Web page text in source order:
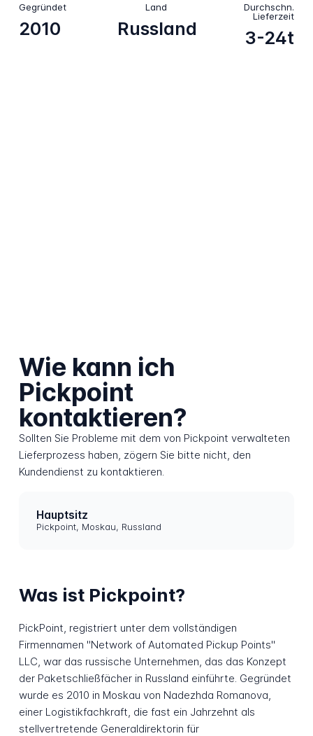
Gegründet
2010
Land
Russland
Durchschn.
Lieferzeit
3-24t
Wie kann ich
Pickpoint
kontaktieren?
Sollten Sie Probleme mit dem von Pickpoint verwalteten
Lieferprozess haben, zögern Sie bitte nicht, den
Kundendienst zu kontaktieren.
Hauptsitz
Pickpoint, Moskau, Russland
Was ist Pickpoint?
PickPoint, registriert unter dem vollständigen
Firmennamen "Network of Automated Pickup Points"
LLC, war das russische Unternehmen, das das Konzept
der Paketschließfächer in Russland einführte. Gegründet
wurde es 2010 in Moskau von Nadezhda Romanova,
einer Logistikfachkraft, die fast ein Jahrzehnt als
stellvertretende Generaldirektorin für